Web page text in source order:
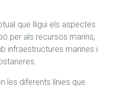
que lligui els aspectes
per als recursos marins,
infraestructures marines i
les diferents línies que